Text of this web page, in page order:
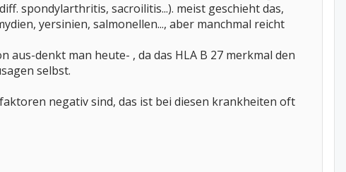
spondylarthritis, sacroilitis...). meist geschieht das,
yersinien, salmonellen..., aber manchmal reicht
denkt man heute- , da das HLA B 27 merkmal den
selbst.
negativ sind, das ist bei diesen krankheiten oft